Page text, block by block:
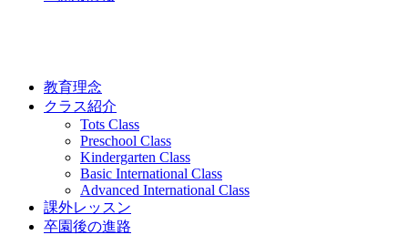
教育理念
クラス紹介
Tots Class
Preschool Class
Kindergarten Class
Basic International Class
Advanced International Class
課外レッスン
卒園後の進路